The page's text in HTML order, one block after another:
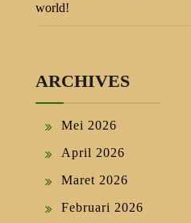
world!
ARCHIVES
Mei 2026
April 2026
Maret 2026
Februari 2026